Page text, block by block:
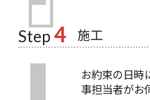
Step 4 施工
お約束の日時
事担当者がお